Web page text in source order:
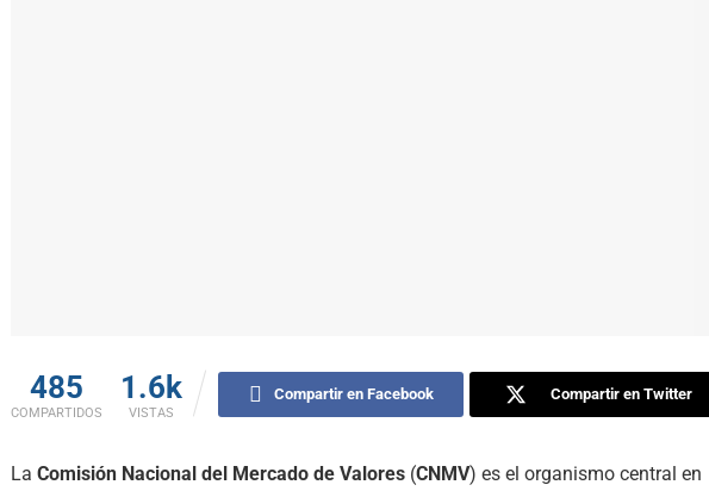
485
COMPARTIDOS
1.6k
VISTAS
Compartir en Facebook Compartir en Twitter
La Comisión Nacional del Mercado de Valores (CNMV) es el organismo central en